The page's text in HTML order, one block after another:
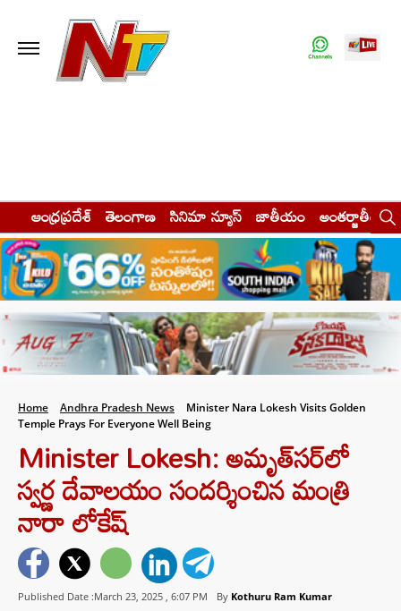
ఆంధ్రప్రదేశ్ తెలంగాణ సినిమా న్యూస్ జాతీయం అంతర్జాతీయం
Home Andhra Pradesh News
Minister Nara Lokesh Visits Golden
Temple Prays For Everyone Well Being
Minister Lokesh: అమృత్‌సర్‌లో
స్వర్ణ దేవాలయం సందర్శించిన మంత్రి
నారా లోకేష్
Published Date :March 23, 2025 , 6:07 PM By Kothuru Ram Kumar